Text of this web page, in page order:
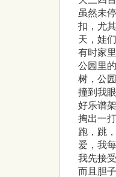
虽然未
扣，尤
天，娃
有时家
公园里
树，公
撞到我
好乐谱
掏出一
跑，跳
爱，我
我先接
而且胆